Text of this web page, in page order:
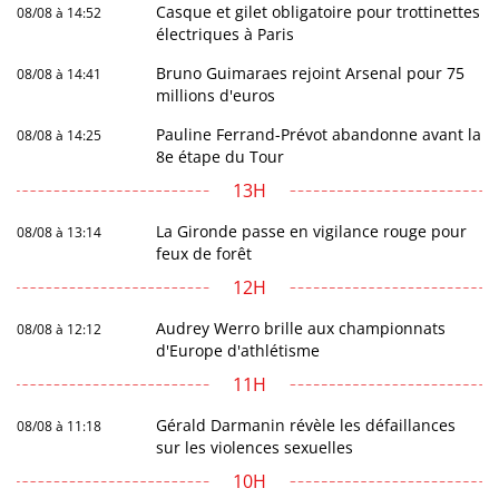
08/08 à 14:52
Casque et gilet obligatoire pour trottinettes
électriques à Paris
08/08 à 14:41
Bruno Guimaraes rejoint Arsenal pour 75
millions d'euros
08/08 à 14:25
Pauline Ferrand-Prévot abandonne avant la
8e étape du Tour
13H
08/08 à 13:14
La Gironde passe en vigilance rouge pour
feux de forêt
12H
08/08 à 12:12
Audrey Werro brille aux championnats
d'Europe d'athlétisme
11H
08/08 à 11:18
Gérald Darmanin révèle les défaillances
sur les violences sexuelles
10H